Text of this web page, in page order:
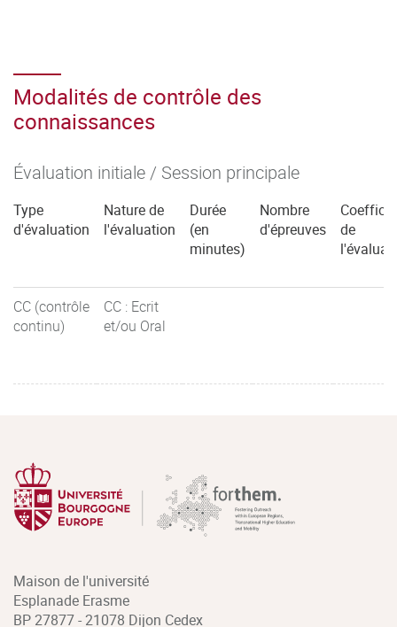
Modalités de contrôle des
connaissances
Évaluation initiale / Session principale
Type
d'évaluation
Nature de
l'évaluation
Durée
(en
minutes)
Nombre
d'épreuves
de
CC (contrôle
continu)
CC : Ecrit
et/ou Oral
Maison de l'université
Esplanade Erasme
BP 27877 - 21078 Dijon Cedex